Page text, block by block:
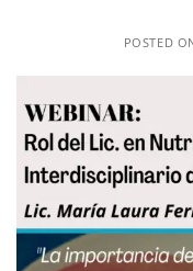
POSTED